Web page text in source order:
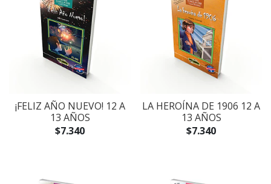
¡FELIZ AÑO NUEVO! 12 A
13 AÑOS
$7.340
LA HEROÍNA DE 1906 12 A
13 AÑOS
$7.340